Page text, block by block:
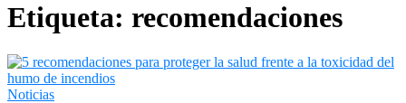
Etiqueta: recomendaciones
Noticias